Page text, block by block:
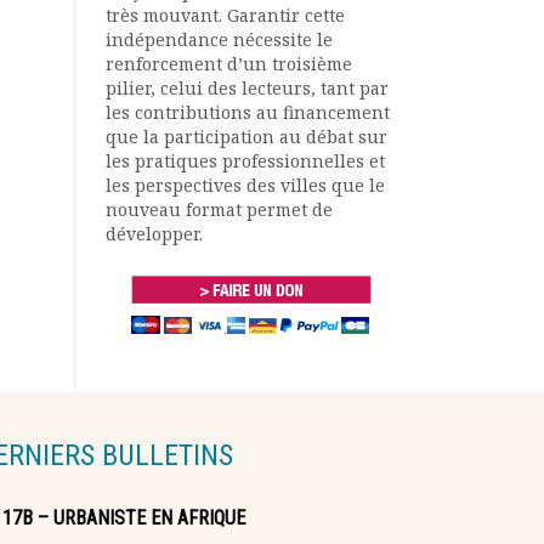
très mouvant. Garantir cette
indépendance nécessite le
renforcement d’un troisième
pilier, celui des lecteurs, tant par
les contributions au financement
que la participation au débat sur
les pratiques professionnelles et
les perspectives des villes que le
nouveau format permet de
développer.
BULLETINS
– URBANISTE EN AFRIQUE